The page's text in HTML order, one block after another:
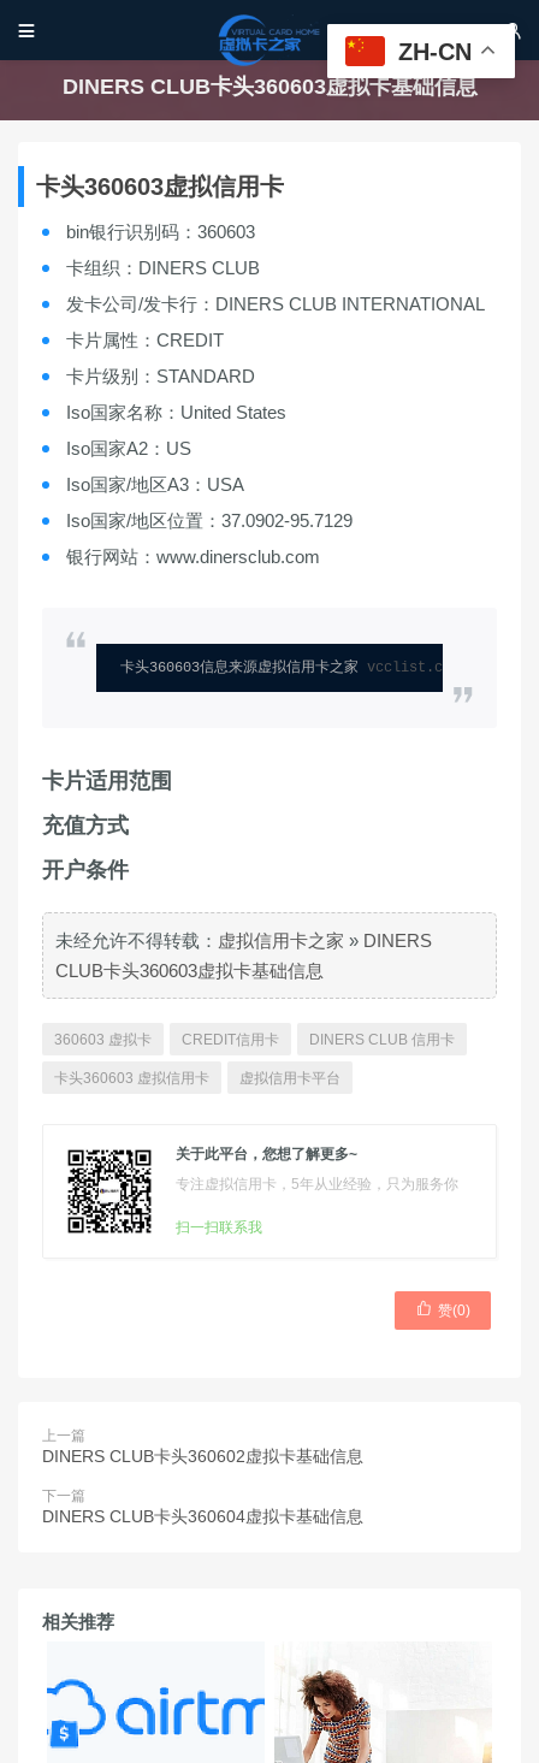
 
DINERS CLUB卡头360603虚拟卡基础信息
卡头360603虚拟信用卡
bin银行识别码：360603
卡组织：DINERS CLUB
发卡公司/发卡行：DINERS CLUB INTERNATIONAL
卡片属性：CREDIT
卡片级别：STANDARD
Iso国家名称：United States
Iso国家A2：US
Iso国家/地区A3：USA
Iso国家/地区位置：37.0902-95.7129
银行网站：www.dinersclub.com
卡头360603信息来源虚拟信用卡之家 vcclist.com
卡片适用范围
充值方式
开户条件
未经允许不得转载： 虚拟信用卡之家 » DINERS
CLUB卡头360603虚拟卡基础信息
360603 虚拟卡 CREDIT信用卡 DINERS CLUB 信用卡
卡头360603 虚拟信用卡 虚拟信用卡平台
关于此平台，您想了解更多~
专注虚拟信用卡，5年从业经验，只为服务你
扫一扫联系我
 赞(0)
上一篇
DINERS CLUB卡头360602虚拟卡基础信息
下一篇
DINERS CLUB卡头360604虚拟卡基础信息
相关推荐
ZH-CN